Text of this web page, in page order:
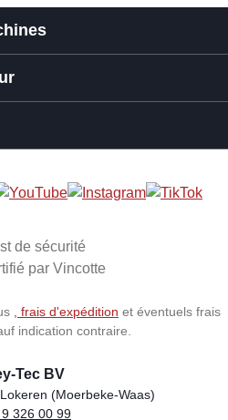
, frais d'expédition et éventuels frais
indication contraire.
Tec BV
(Moerbeke-Waas)
326 00 99